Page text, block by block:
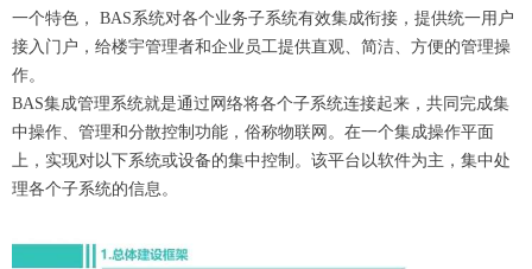
一个特色， BAS系统对各个业务子系统有效集成衔接，提供统一用户
接入门户，给楼宇管理者和企业员工提供直观、简洁、方便的管理操
作。
BAS集成管理系统就是通过网络将各个子系统连接起来，共同完成集
中操作、管理和分散控制功能，俗称物联网。在一个集成操作平面
上，实现对以下系统或设备的集中控制。该平台以软件为主，集中处
理各个子系统的信息。